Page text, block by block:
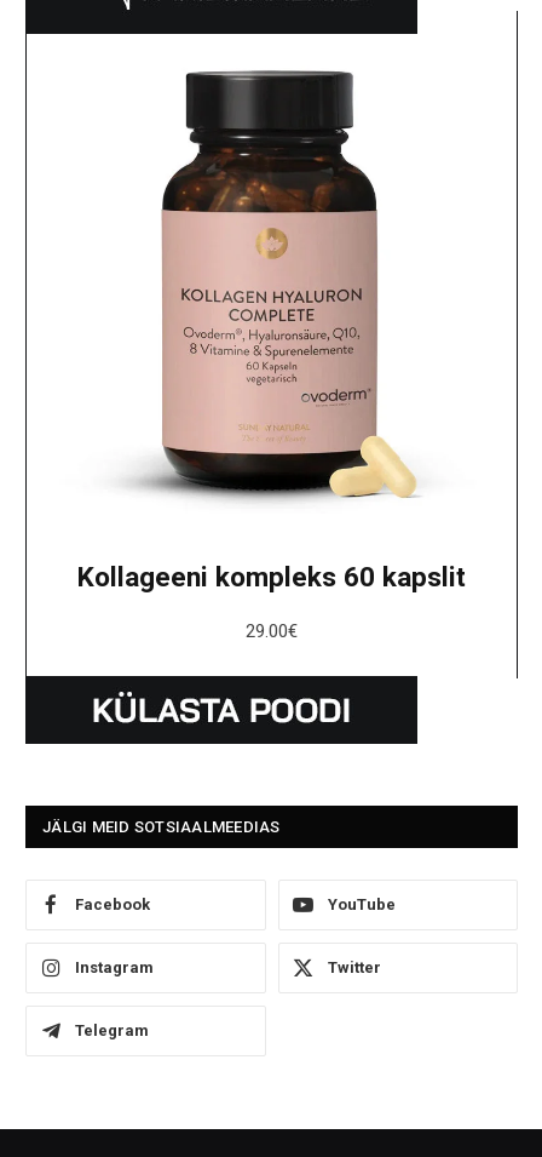
Kollageeni kompleks 60 kapslit
29.00€
JÄLGI MEID SOTSIAALMEEDIAS
Facebook YouTube
Instagram Twitter
Telegram